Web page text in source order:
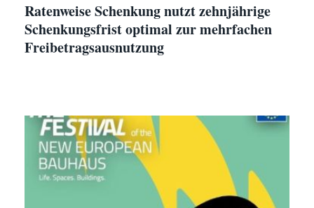
Ratenweise Schenkung nutzt zehnjährige
Schenkungsfrist optimal zur mehrfachen
Freibetragsausnutzung